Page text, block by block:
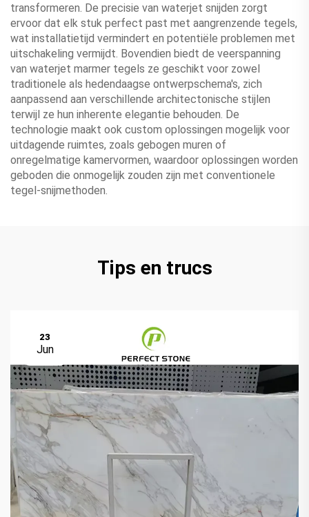
transformeren. De precisie van waterjet snijden zorgt
ervoor dat elk stuk perfect past met aangrenzende tegels,
wat installatietijd vermindert en potentiële problemen met
uitschakeling vermijdt. Bovendien biedt de veerspanning
van waterjet marmer tegels ze geschikt voor zowel
traditionele als hedendaagse ontwerpschema's, zich
aanpassend aan verschillende architectonische stijlen
terwijl ze hun inherente elegantie behouden. De
technologie maakt ook custom oplossingen mogelijk voor
uitdagende ruimtes, zoals gebogen muren of
onregelmatige kamervormen, waardoor oplossingen worden
geboden die onmogelijk zouden zijn met conventionele
tegel-snijmethoden.
Tips en trucs
23
Jun